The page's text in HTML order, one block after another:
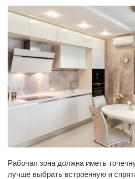
Рабочая зона должна иметь
лучше выбрать встроенную и